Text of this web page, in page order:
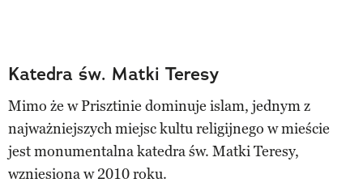
Katedra św. Matki Teresy
Mimo że w Prisztinie dominuje islam, jednym z
najważniejszych miejsc kultu religijnego w mieście
jest monumentalna katedra św. Matki Teresy,
wzniesiona w 2010 roku.